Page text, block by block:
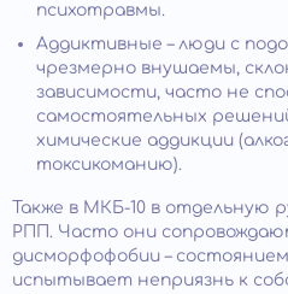
психотравмы.
Аддиктивные – люди с
чрезмерно внушаемы,
зависимости, часто не
самостоятельных
химические аддикции
токсикоманию).
Также в МКБ-10 в отдельную
РПП. Часто они
дисморфофобии –
испытывает неприязнь к